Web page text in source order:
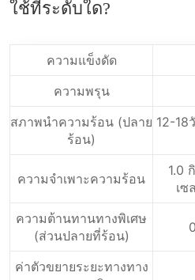
ใช้ที่ระดับใด?
ความแข็งดัด
ความพรุน
สภาพนําความร้อน (ปลาย
ร้อน)
12-18
ความจำเพาะความร้อน
1.0
เ
ความต้านทานทางพิเศษ
(ส่วนปลายที่ร้อน)
ค่าตัวขยายระยะทางทาง